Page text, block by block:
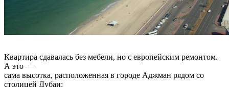
Квартира сдавалась без мебели, но с европейским ремонтом.
А это —
сама высотка, расположенная в городе Аджман рядом со
столицей Дубаи: